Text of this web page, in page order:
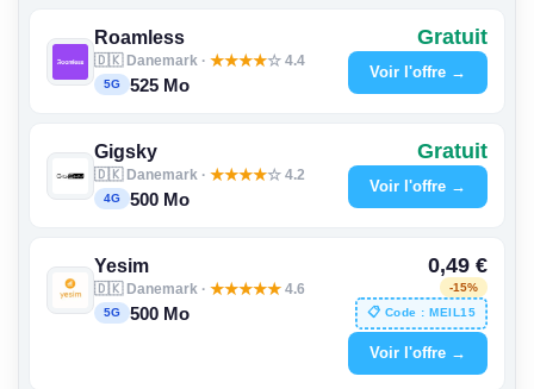
Roamless
🇩🇰 Danemark · ★★★★☆ 4.4
5G 525 Mo
Gratuit
Voir l'offre →
Gigsky
🇩🇰 Danemark · ★★★★☆ 4.2
4G 500 Mo
Gratuit
Voir l'offre →
Yesim
🇩🇰 Danemark · ★★★★★ 4.6
5G 500 Mo
0,49 €
-15%
📋 Code : MEIL15
Voir l'offre →